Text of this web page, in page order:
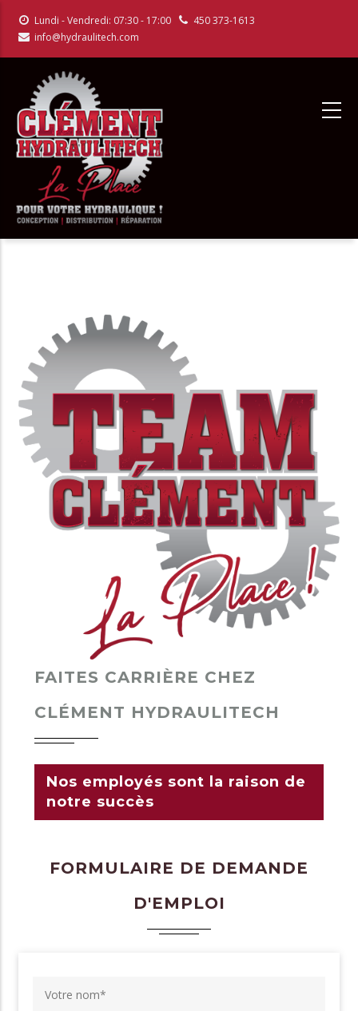
Lundi - Vendredi: 07:30 - 17:00
450 373-1613
info@hydraulitech.com
FAITES CARRIÈRE CHEZ
CLÉMENT HYDRAULITECH
Nos employés sont la raison de
notre succès
FORMULAIRE DE DEMANDE
D'EMPLOI